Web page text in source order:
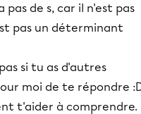
pas de s, car il n'est pas
pas un déterminant
si tu as d'autres
moi de te répondre
t'aider à comprendre.